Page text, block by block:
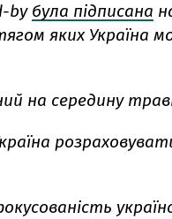
by була підписана
яких Україна
на середину